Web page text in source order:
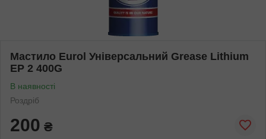
Мастило Eurol Універсальний Grease Lithium
EP 2 400G
В наявності
Роздріб
200 ₴